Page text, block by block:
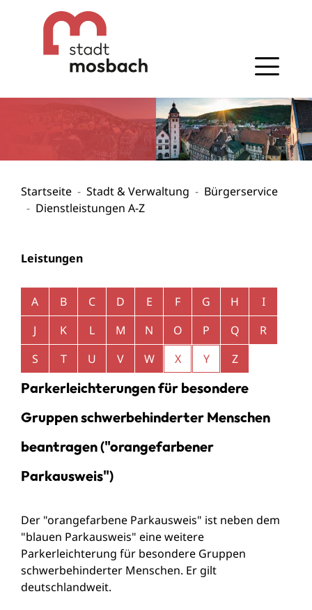
Gehe zum Navigationsbereich
Gehe zum Inhalt
Startseite Stadt & Verwaltung
Bürgerservice
Dienstleistungen A-Z
Leistungen
Alphabetisches Register überspringen
A B C D E F G H
I
J
K L M N O P Q
R
S
T U V W X Y Z
Parkerleichterungen für besondere
Gruppen schwerbehinderter Menschen
beantragen ("orangefarbener
Parkausweis")
Der "orangefarbene Parkausweis" ist neben dem
"blauen Parkausweis" eine weitere
Parkerleichterung für besondere Gruppen
schwerbehinderter Menschen. Er gilt
deutschlandweit.